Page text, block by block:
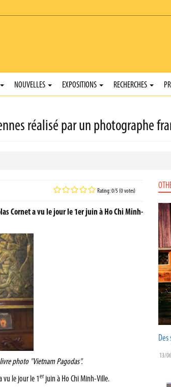
NOUVELLES EXPOSITIONS RECHERCHES
réalisé par un photographe
Rating: 0/5 (0 votes)
Cornet a vu le jour le 1er juin à Ho Chi Minh-
photo "Vietnam Pagodas".
vu le jour le 1 er juin à Ho Chi Minh-Ville.
13/